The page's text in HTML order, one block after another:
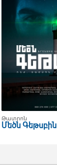
Թատրոն
Մեծն Գեթսբին